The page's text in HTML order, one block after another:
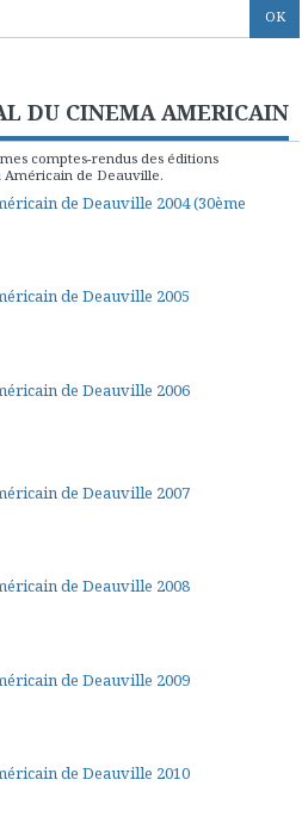
DU CINEMA AMERICAIN
comptes-rendus des éditions
Américain de Deauville.
de Deauville 2004 (30ème
de Deauville 2005
de Deauville 2006
de Deauville 2007
de Deauville 2008
de Deauville 2009
de Deauville 2010